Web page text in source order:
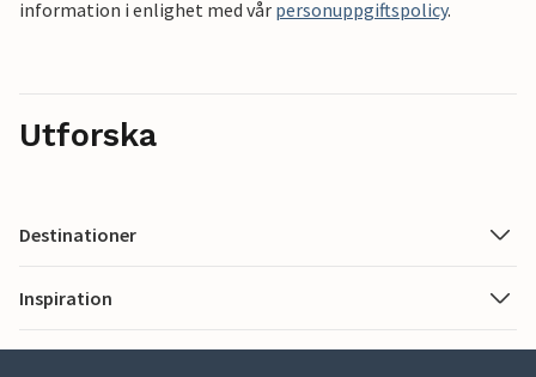
information i enlighet med vår personuppgiftspolicy.
Utforska
Destinationer
Inspiration